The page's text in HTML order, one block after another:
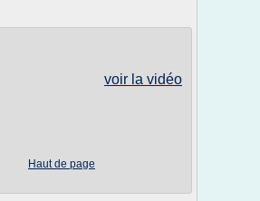
voir la vidéo
Haut de page